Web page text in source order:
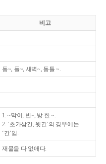
비고
동~, 들~, 새벽~, 동틀 ~.
1. ~막이, 빈~, 방 한 ~.
2. ‘초가삼간, 윗간’의 경우에는
‘간’임.
재물을 다 없애다.